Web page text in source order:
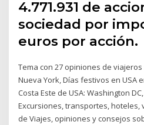
4.771.931 de
sociedad por
euros por acción.
Tema con 27 opiniones de
Nueva York, Días festivos en USA
Costa Este de USA: Washington
Excursiones, transportes, hoteles,
de Viajes, opiniones y consejos